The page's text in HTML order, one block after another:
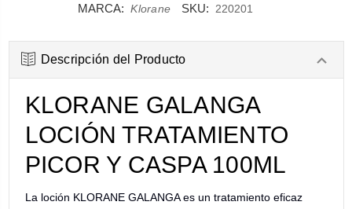
MARCA: Klorane SKU: 220201
Descripción del Producto
KLORANE GALANGA
LOCIÓN TRATAMIENTO
PICOR Y CASPA 100ML
La loción KLORANE GALANGA es un tratamiento eficaz